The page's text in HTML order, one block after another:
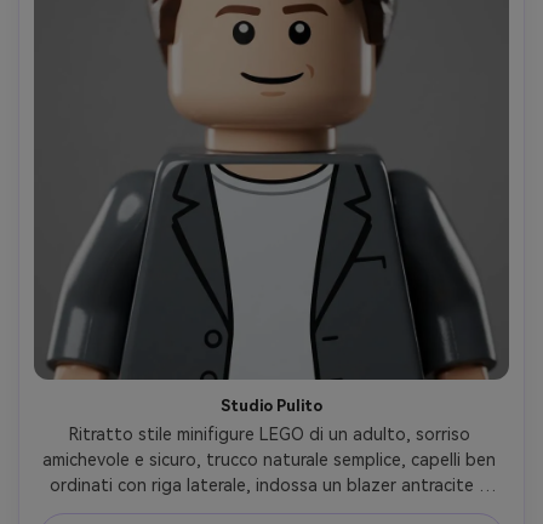
Studio Pulito
Ritratto stile minifigure LEGO di un adulto, sorriso
amichevole e sicuro, trucco naturale semplice, capelli ben
ordinati con riga laterale, indossa un blazer antracite e
maglietta bianca, composizione centratata testa e